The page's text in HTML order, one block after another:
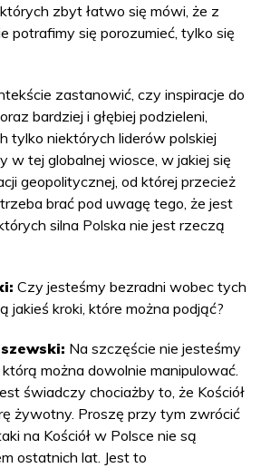
zbyt łatwo się mówi, że z
potrafimy się porozumieć, tylko się
zastanowić, czy inspiracje do
bardziej i głębiej podzieleni,
tylko niektórych liderów polskiej
w tej globalnej wiosce, w jakiej się
geopolitycznej, od której przecież
brać pod uwagę tego, że jest
silna Polska nie jest rzeczą
Czy jesteśmy bezradni wobec tych
jakieś kroki, które można podjąć?
Na szczęście nie jesteśmy
można dowolnie manipulować.
świadczy chociażby to, że Kościół
żywotny. Proszę przy tym zwrócić
na Kościół w Polsce nie są
ostatnich lat. Jest to